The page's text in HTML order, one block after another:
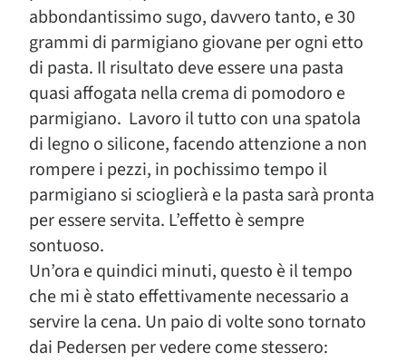
abbondantissimo sugo, davvero tanto, e 30
grammi di parmigiano giovane per ogni etto
di pasta. Il risultato deve essere una pasta
quasi affogata nella crema di pomodoro e
parmigiano. Lavoro il tutto con una spatola
di legno o silicone, facendo attenzione a non
rompere i pezzi, in pochissimo tempo il
parmigiano si scioglierà e la pasta sarà pronta
per essere servita. L’effetto è sempre
sontuoso.
Un’ora e quindici minuti, questo è il tempo
che mi è stato effettivamente necessario a
servire la cena. Un paio di volte sono tornato
dai Pedersen per vedere come stessero: